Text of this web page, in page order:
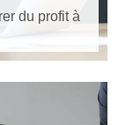
du profit à